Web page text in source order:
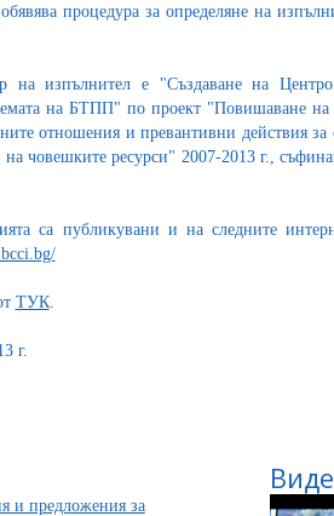
процедура за определяне на
на изпълнител е "Създаване на
на БТПП" по проект "Повишаване на
отношения и превантивни действия
човешките ресурси" 2007-2013 г.,
са публикувани и на следните
ТУК.
г.
и предложения за